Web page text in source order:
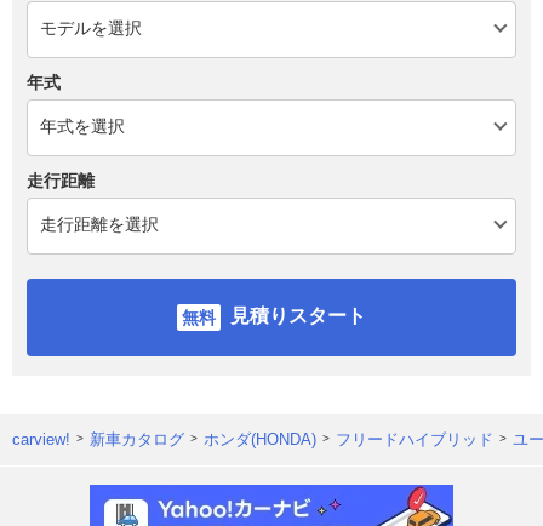
年式
走行距離
見積りスタート
carview! 新車カタログ ホンダ(HONDA) フリードハイブリッド ユ